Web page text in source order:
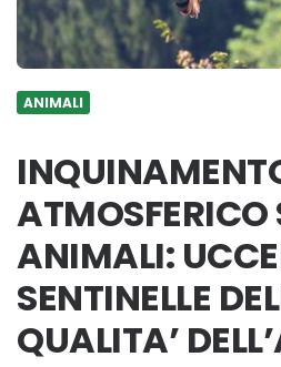
ANIMALI
ATMOSFERICO
ANIMALI:
SENTINELLE
QUALITA’